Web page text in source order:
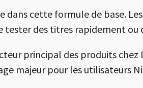
cette formule de base.
des titres rapidement
principal des produits
majeur pour les utilisateurs